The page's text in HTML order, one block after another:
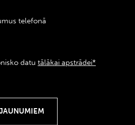
telefonā
datu tālākai apstrādei*